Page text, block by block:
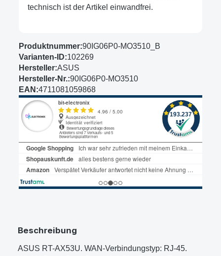
technisch ist der Artikel einwandfrei.
Produktnummer:90IG06P0-MO3510_B
Varianten-ID:102269
Hersteller:ASUS
Hersteller-Nr.:90IG06P0-MO3510
EAN:4711081059868
Beschreibung
ASUS RT-AX53U. WAN-Verbindungstyp: RJ-45.